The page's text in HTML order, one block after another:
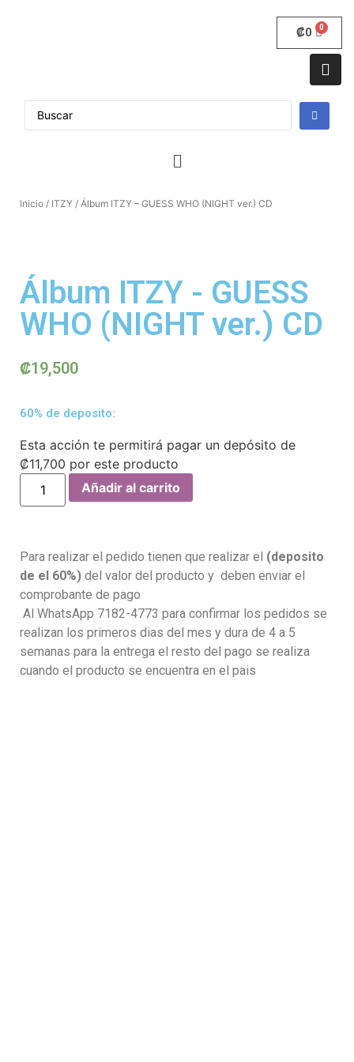
₡0
Inicio / ITZY / Álbum ITZY – GUESS WHO (NIGHT ver.) CD
Álbum ITZY - GUESS
WHO (NIGHT ver.) CD
₡19,500
60% de deposito:
Esta acción te permitirá pagar un depósito de
₡11,700 por este producto
Añadir al carrito
Para realizar el pedido tienen que realizar el (deposito
de el 60%) del valor del producto y deben enviar el
comprobante de pago
Al WhatsApp 7182-4773 para confirmar los pedidos se
realizan los primeros dias del mes y dura de 4 a 5
semanas para la entrega el resto del pago se realiza
cuando el producto se encuentra en el pais